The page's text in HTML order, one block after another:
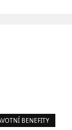
BENEFITY